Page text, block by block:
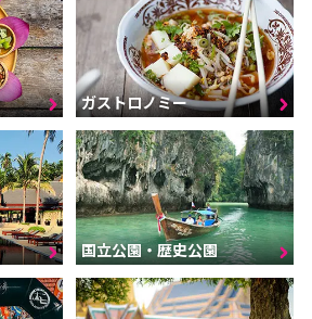
ガストロノミー
国立公園・歴史公園